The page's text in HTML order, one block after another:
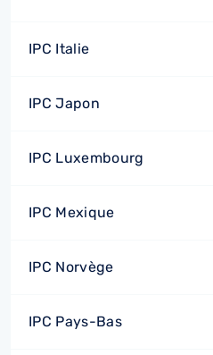
IPC Italie
IPC Japon
IPC Luxembourg
IPC Mexique
IPC Norvège
IPC Pays-Bas